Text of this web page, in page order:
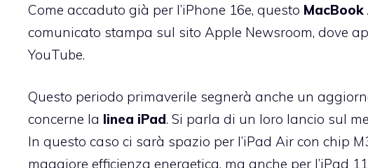
Come accaduto già per l’iPhone 16e, questo MacBook
comunicato stampa sul sito Apple Newsroom, dove
YouTube.
Questo periodo primaverile segnerà anche un
concerne la linea iPad. Si parla di un loro lancio sul
In questo caso ci sarà spazio per l’iPad Air con chip
maggiore efficienza energetica, ma anche per l’iPad